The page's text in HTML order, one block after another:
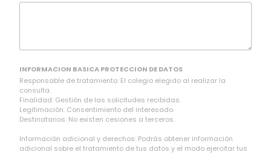
INFORMACION BASICA PROTECCION DE DATOS
Responsable de tratamiento: El colegio elegido al realizar la
consulta.
Finalidad: Gestión de las solicitudes recibidas.
Legitimación: Consentimiento del interesado.
Destinatarios: No existen cesiones a terceros.
Información adicional y derechos: Podrás obtener información
adicional sobre el tratamiento de tus datos y el modo ejercitar tus